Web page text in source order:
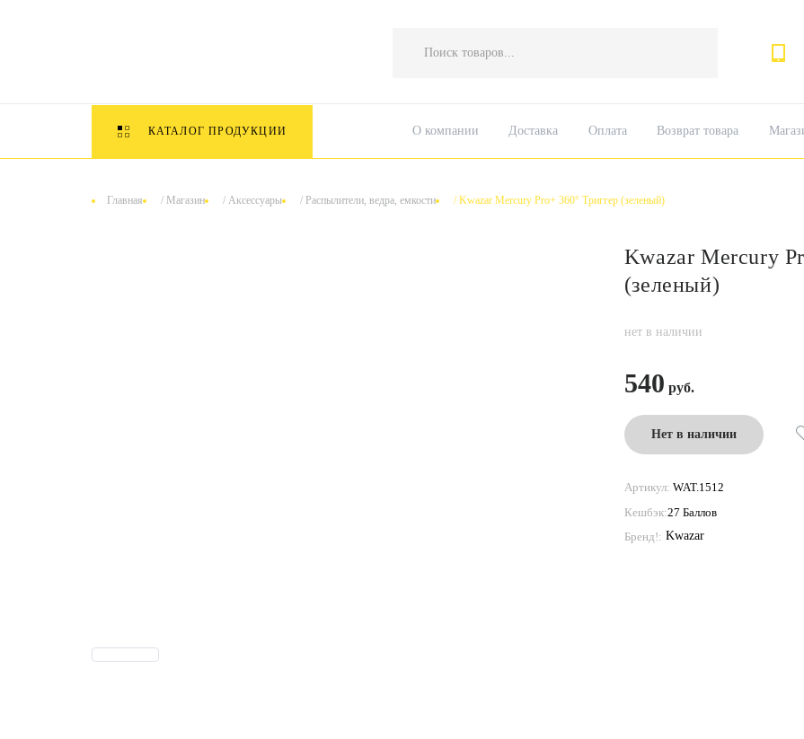
товаров
КАТАЛОГ ПРОДУКЦИИ О компании Доставка Оплата Возврат товара
Главная / Магазин / Аксессуары / Распылители, ведра, емкости /Kwazar Mercury Pro+ 360° Триггер (зеленый)
Kwazar Mercury
(зеленый)
нет в наличии
540
Нет в наличии
Артикул: WAT.1512
Кешбэк:27 Баллов
Бренд!: Kwazar